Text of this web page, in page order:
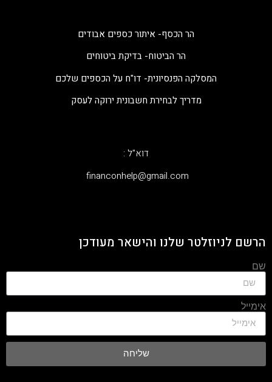
הר הכסף- איתור כספים אבודים
הר הביטוח- בדיקת ביטוחים
המסלקה הפנסיונית- דו"ח על הכספים שלכם
מדריך לבחירת חשבונית ירוקה לעסק
דוא"ל :
‫financonhelp@gmail.com‬
הרשם לניוזלטר שלנו והישאר מעודכן
שם
אימייל
שליחה